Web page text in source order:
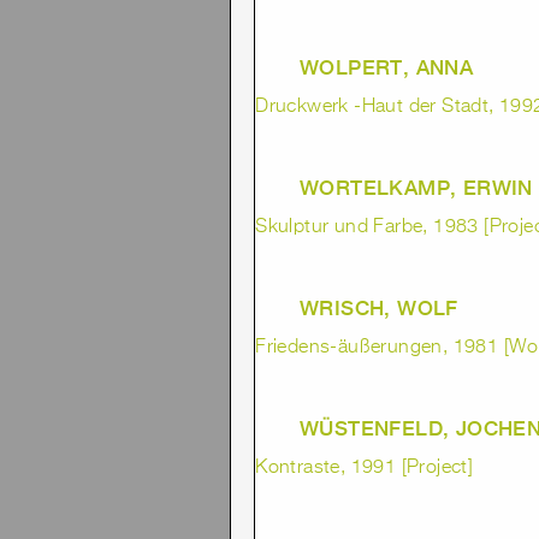
WOLPERT, ANNA
Druckwerk -Haut der Stadt,
WORTELKAMP, ERWIN
Skulptur und Farbe, 1983
WRISCH, WOLF
Friedens-äußerungen, 1981
WÜSTENFELD, JOCHEN
Kontraste, 1991 [Project]